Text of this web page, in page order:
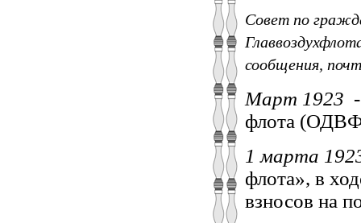
Совет по
сообщения,
Март 1923
флота
1 марта
флота», в
взносов на